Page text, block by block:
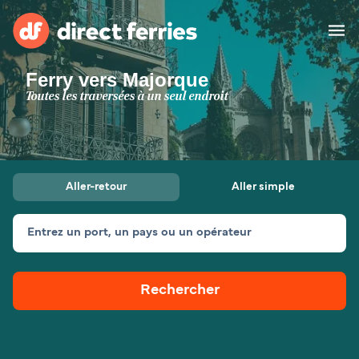
Compagnies de ferry
Pays
Billet de bateau
Traversées et ports
Canada (FR)
Mon Compte
Ferry vers Majorque
Toutes les traversées à un seul endroit
Aller-retour Aller simple
Entrez un port, un pays ou un opérateur
Rechercher